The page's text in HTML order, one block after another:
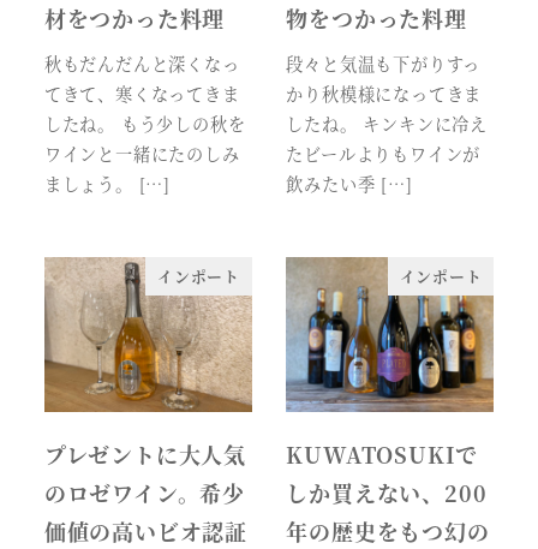
材をつかった料理
秋もだんだんと深くなっ
てきて、寒くなってきま
したね。 もう少しの秋を
ワインと一緒にたのしみ
ましょう。 […]
物をつかった料理
段々と気温も下がりすっ
かり秋模様になってきま
したね。 キンキンに冷え
たビールよりもワインが
飲みたい季 […]
インポート
プレゼントに大人気
のロゼワイン。希少
価値の高いビオ認証
インポート
KUWATOSUKIで
しか買えない、200
年の歴史をもつ幻の